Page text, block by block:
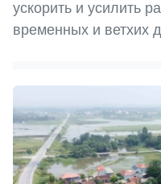
ускорить и усилить
временных и ветхих